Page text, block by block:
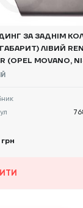
ЗА ЗАДНІМ
ЛІВИЙ
(OPEL MOVANO,
2010, -